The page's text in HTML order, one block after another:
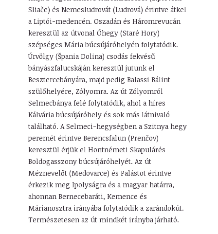
Sliače) és Nemesludrovát (Ludrová) érintve átkel
a Liptói-medencén. Oszadán és Háromrevucán
keresztül az útvonal Óhegy (Staré Hory)
szépséges Mária búcsújáróhelyén folytatódik.
Úrvölgy (Špania Dolina) csodás fekvésű
bányászfalucskáján keresztül jutunk el
Besztercebányára, majd pedig Balassi Bálint
szülőhelyére, Zólyomra. Az út Zólyomról
Selmecbánya felé folytatódik, ahol a híres
Kálvária búcsújáróhely és sok más látnivaló
található. A Selmeci-hegységben a Szitnya hegy
peremét érintve Berencsfalun (Prenčov)
keresztül érjük el Hontnémeti Skapulárés
Boldogasszony búcsújáróhelyét. Az út
Méznevelőt (Medovarce) és Palástot érintve
érkezik meg Ipolyságra és a magyar határra,
ahonnan Bernecebaráti, Kemence és
Márianosztra irányába folytatódik a zarándokút.
Természetesen az út mindkét irányba járható.